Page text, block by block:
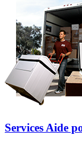
Services Aide